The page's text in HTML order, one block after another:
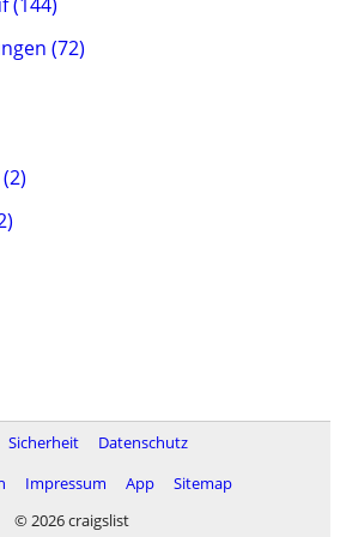
(72)
Sicherheit
Datenschutz
Impressum App
Sitemap
© 2026 craigslist